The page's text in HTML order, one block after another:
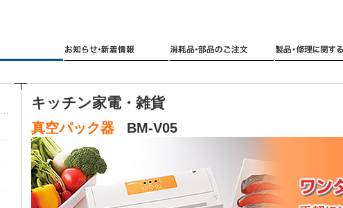
キッチン家電・雑貨
真空パック器 BM-V05